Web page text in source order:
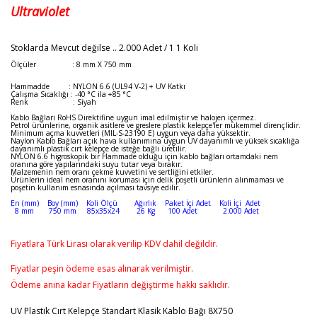
Ultraviolet
Stoklarda Mevcut değilse .. 2.000 Adet / 1 1 Koli
Ölçüler : 8 mm X 750 mm
Hammadde : NYLON 6.6 (UL94 V-2) + UV Katkı
Çalışma Sıcaklığı : -40 °C ila +85 °C
Renk : Siyah
Kablo Bağları RoHS Direktifine uygun imal edilmiştir ve halojen içermez.
Petrol ürünlerine, organik asitlere ve greslere plastik kelepçe'ler mükemmel dirençlidir.
Minimum açma kuvvetleri (MIL-S-23190 E) uygun veya daha yüksektir.
Naylon Kablo Bağları açık hava kullanımına uygun UV dayanımlı ve yüksek sıcaklığa
dayanımlı plastik cırt kelepçe de isteğe bağlı üretilir.
NYLON 6.6 higroskopik bir Hammade olduğu için kablo bağları ortamdaki nem
oranına göre yapılarındaki suyu tutar veya bırakır.
Malzemenin nem oranı çekme kuvvetini ve sertliğini etkiler.
Ürünlerin ideal nem oranını koruması için delik poşetli ürünlerin alınmaması ve
poşetin kullanım esnasında açılması tavsiye edilir.
En (mm) Boy (mm) Koli Ölçü Ağırlık Paket İçi Adet Koli İçi Adet
8 mm 750 mm 85x35x24 26 Kg 100 Adet 2.000 Adet
Fiyatlara Türk Lirası olarak verilip KDV dahil değildir.
Fiyatlar peşin ödeme esas alınarak verilmiştir.
Ödeme anına kadar Fiyatların değiştirme hakkı saklıdır.
UV Plastik Cırt Kelepçe Standart Klasik Kablo Bağı 8X750